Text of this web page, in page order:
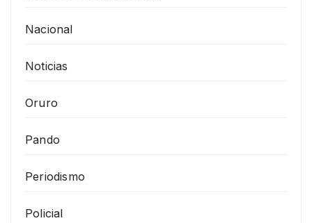
Nacional
Noticias
Oruro
Pando
Periodismo
Policial